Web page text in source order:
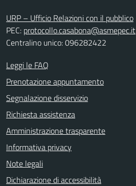
URP – Ufficio Relazioni con il pubblico
PEC: protocollo.casabona@asmepec.it
Centralino unico: 096282422
Leggi le FAQ
Prenotazione appuntamento
Segnalazione disservizio
Richiesta assistenza
Amministrazione trasparente
Informativa privacy
Note legali
Dichiarazione di accessibilità